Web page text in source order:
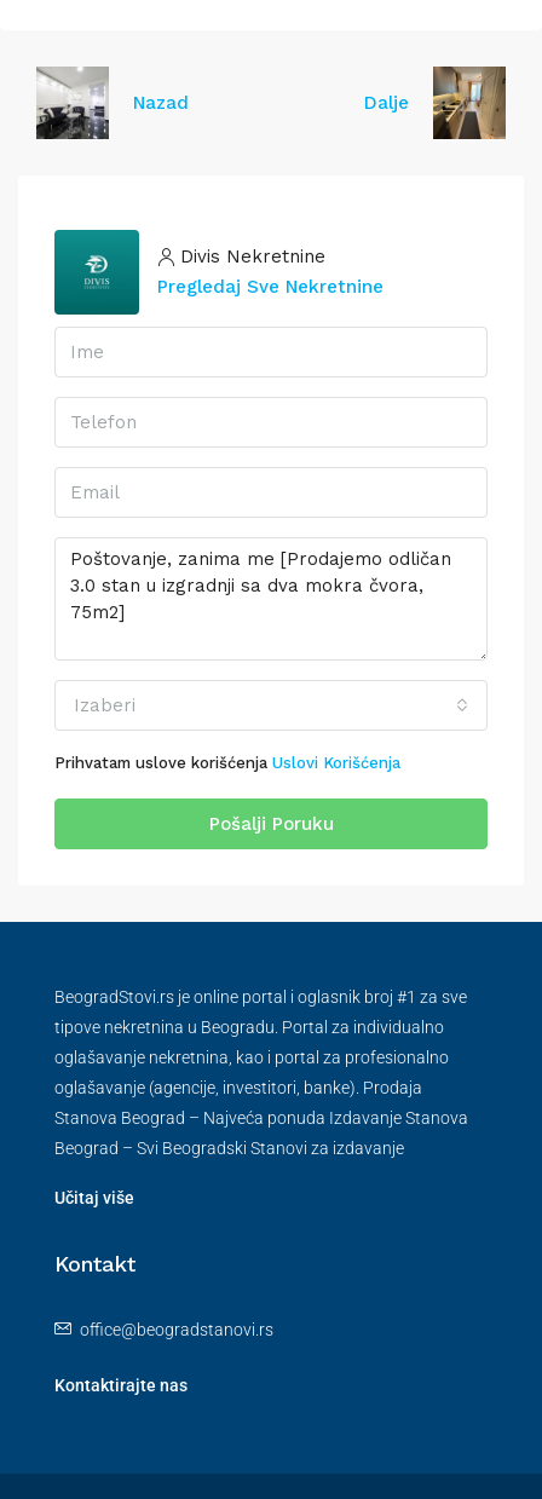
Nazad Dalje
Divis Nekretnine
Pregledaj Sve Nekretnine
Izaberi
Prihvatam uslove korišćenja Uslovi Korišćenja
Pošalji Poruku
BeogradStovi.rs je online portal i oglasnik broj #1 za sve
tipove nekretnina u Beogradu. Portal za individualno
oglašavanje nekretnina, kao i portal za profesionalno
oglašavanje (agencije, investitori, banke). Prodaja
Stanova Beograd – Najveća ponuda Izdavanje Stanova
Beograd – Svi Beogradski Stanovi za izdavanje
Učitaj više
Kontakt
office@beogradstanovi.rs
Kontaktirajte nas